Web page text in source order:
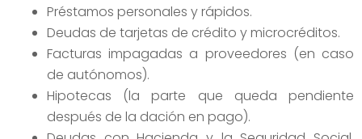
Préstamos personales y rápidos.
Deudas de tarjetas de crédito y microcréditos.
Facturas impagadas a proveedores (en caso
de autónomos).
Hipotecas (la parte que queda pendiente
después de la dación en pago).